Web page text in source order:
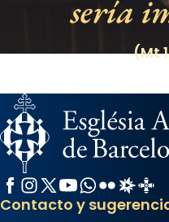
sería
(Mt
Facebook
Instagram
X / Twitter
YouTube
WhatsApp
FlickrRadio
Contacto y